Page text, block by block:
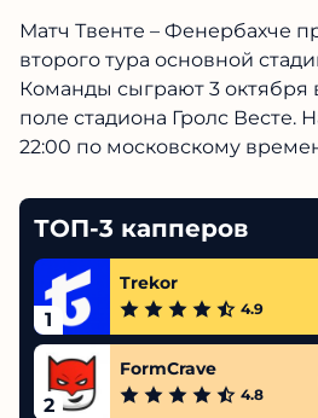
Матч Твенте – Фенербахче
второго тура основной
Команды сыграют 3 октября
поле стадиона Гролс Весте.
22:00 по московскому
ТОП-3 капперов
1
Trekor
4.9
2
FormCrave
4.8